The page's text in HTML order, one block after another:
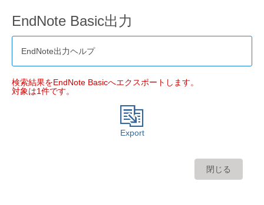
EndNote Basic出力
EndNote出力ヘルプ
検索結果をEndNote Basicへエクスポートします。
対象は1件です。
Export